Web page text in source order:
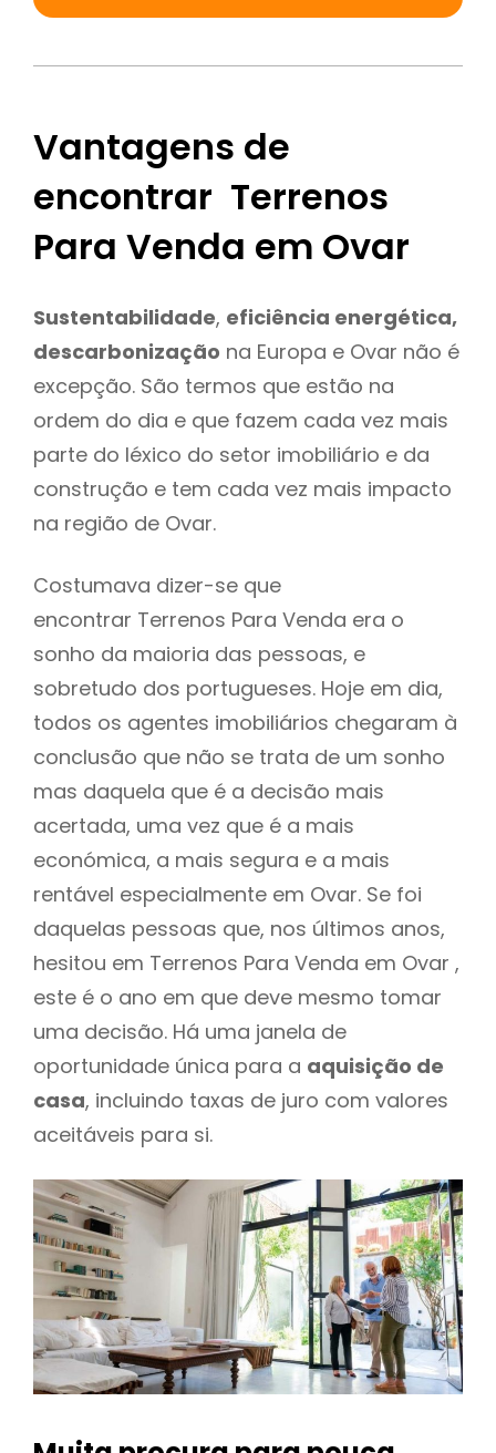
Vantagens de
encontrar Terrenos
Para Venda em Ovar
Sustentabilidade, eficiência energética,
descarbonização na Europa e Ovar não é
excepção. São termos que estão na
ordem do dia e que fazem cada vez mais
parte do léxico do setor imobiliário e da
construção e tem cada vez mais impacto
na região de Ovar.
Costumava dizer-se que
encontrar Terrenos Para Venda era o
sonho da maioria das pessoas, e
sobretudo dos portugueses. Hoje em dia,
todos os agentes imobiliários chegaram à
conclusão que não se trata de um sonho
mas daquela que é a decisão mais
acertada, uma vez que é a mais
económica, a mais segura e a mais
rentável especialmente em Ovar. Se foi
daquelas pessoas que, nos últimos anos,
hesitou em Terrenos Para Venda em Ovar ,
este é o ano em que deve mesmo tomar
uma decisão. Há uma janela de
oportunidade única para a aquisição de
casa, incluindo taxas de juro com valores
aceitáveis para si.